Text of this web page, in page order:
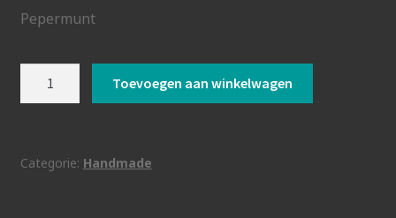
Pepermunt
Toevoegen aan winkelwagen
Categorie: Handmade